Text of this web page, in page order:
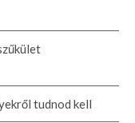
tudnod kell